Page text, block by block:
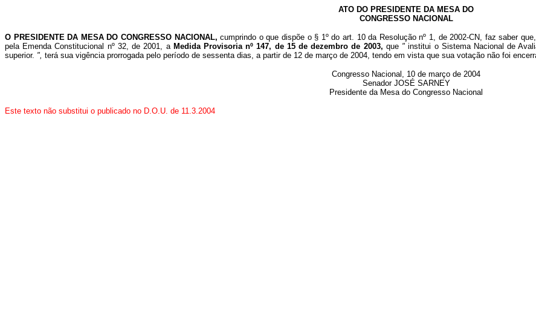
ATO DO PRESIDENTE DA MESA DO
CONGRESSO NACIONAL
O PRESIDENTE DA MESA DO CONGRESSO NACIONAL,cumprindo o que dispõe o § 1ºdo art. 10 da Resolução nº 1, de 2002-CN, faz saber
pela Emenda Constitucional nº 32, de 2001, a Medida Provisoria nº 147, de 15 de dezembro de 2003, que "institui o Sistema Nacional de
superior. ", terá sua vigência prorrogada pelo período de sessenta dias, a partir de 12 de março de 2004, tendo em vista que sua votação não foi
Congresso Nacional, 10 de março de 2004
Senador JOSÉ SARNEY
Presidente da Mesa do Congresso Nacional
Este texto não substitui o publicado no D.O.U. de 11.3.2004